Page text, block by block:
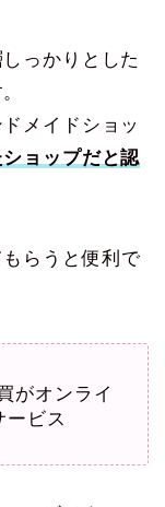
っかりとした
メイドショッ
ョップだと認
らうと便利で
がオンライ
ービス